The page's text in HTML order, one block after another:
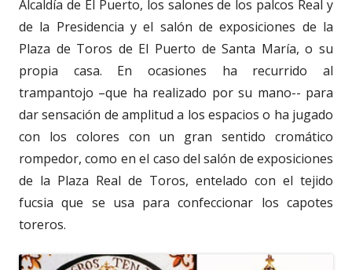
Alcaldía de El Puerto, los salones de los palcos Real y
de la Presidencia y el salón de exposiciones de la
Plaza de Toros de El Puerto de Santa María, o su
propia casa. En ocasiones ha recurrido al
trampantojo –que ha realizado por su mano-- para
dar sensación de amplitud a los espacios o ha jugado
con los colores con un gran sentido cromático
rompedor, como en el caso del salón de exposiciones
de la Plaza Real de Toros, entelado con el tejido
fucsia que se usa para confeccionar los capotes
toreros.